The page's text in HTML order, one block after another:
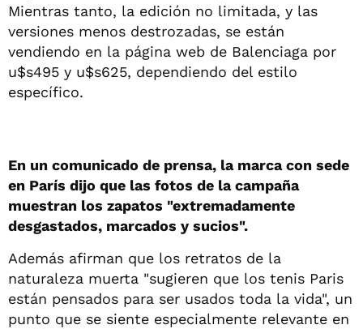
Mientras tanto, la edición no limitada, y las
versiones menos destrozadas, se están
vendiendo en la página web de Balenciaga por
u$s495 y u$s625, dependiendo del estilo
específico.
En un comunicado de prensa, la marca con sede
en París dijo que las fotos de la campaña
muestran los zapatos "extremadamente
desgastados, marcados y sucios".
Además afirman que los retratos de la
naturaleza muerta "sugieren que los tenis Paris
están pensados para ser usados toda la vida", un
punto que se siente especialmente relevante en